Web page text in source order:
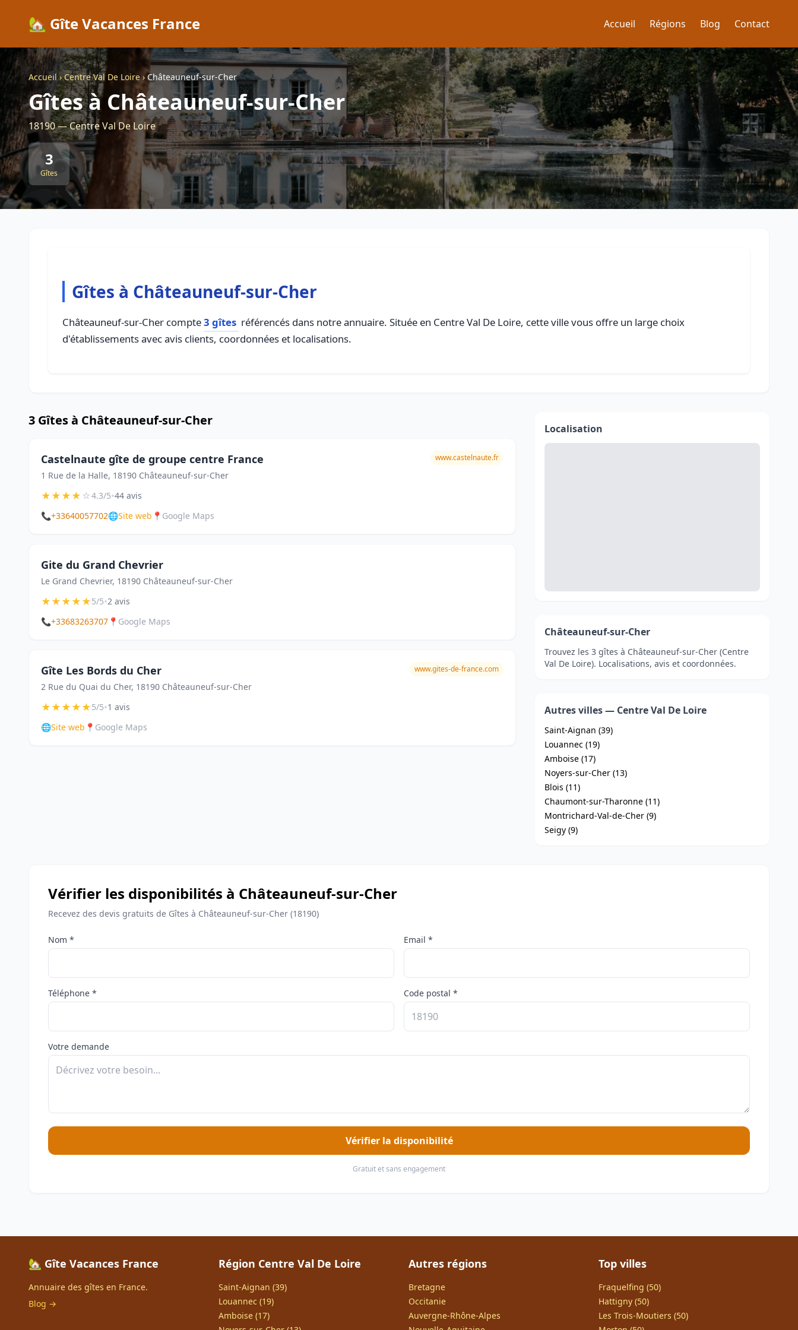
🏡 Gîte Vacances France Accueil Régions Blog Contact
Accueil›Centre Val De Loire› Châteauneuf-sur-Cher
Gîtes à Châteauneuf-sur-Cher
18190 — Centre Val De Loire
3
Gîtes
Gîtes à Châteauneuf-sur-Cher
Châteauneuf-sur-Cher compte3 gîtes référencés dans notre annuaire. Située en Centre Val De Loire, cette ville vous offre un large choix
d'établissements avec avis clients, coordonnées et localisations.
3 Gîtes à Châteauneuf-sur-Cher
Castelnaute gîte de groupe centre France
1 Rue de la Halle, 18190 Châteauneuf-sur-Cher
www.castelnaute.fr
★★★★☆4.3/5•44 avis
📞+33640057702🌐Site web 📍 Google Maps
Gite du Grand Chevrier
Le Grand Chevrier, 18190 Châteauneuf-sur-Cher
★★★★★5/5•2 avis
📞+33683263707 📍 Google Maps
Gîte Les Bords du Cher
2 Rue du Quai du Cher, 18190 Châteauneuf-sur-Cher
www.gites-de-france.com
★★★★★5/5•1 avis
🌐Site web 📍 Google Maps
Localisation
Châteauneuf-sur-Cher
Trouvez les 3 gîtes à Châteauneuf-sur-Cher (Centre
Val De Loire). Localisations, avis et coordonnées.
Autres villes — Centre Val De Loire
Saint-Aignan (39)
Louannec (19)
Amboise (17)
Noyers-sur-Cher (13)
Blois (11)
Chaumont-sur-Tharonne (11)
Montrichard-Val-de-Cher (9)
Seigy (9)
Vérifier les disponibilités à Châteauneuf-sur-Cher
Recevez des devis gratuits de Gîtes à Châteauneuf-sur-Cher (18190)
Nom * Email *
Téléphone * Code postal *
Votre demande
Vérifier la disponibilité
Gratuit et sans engagement
🏡 Gîte Vacances France
Annuaire des gîtes en France.
Blog →
Région Centre Val De Loire
Saint-Aignan (39)
Louannec (19)
Amboise (17)
Autres régions
Bretagne
Occitanie
Auvergne-Rhône-Alpes
Top villes
Fraquelfing (50)
Hattigny (50)
Les Trois-Moutiers (50)